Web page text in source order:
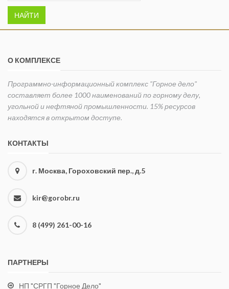
НАЙТИ
О КОМПЛЕКСЕ
Программно-информационный комплекс "Горное дело"
составляет более 1000 наименований по горному делу,
угольной и нефтяной промышленности. 15% ресурсов
находятся в открытом доступе.
КОНТАКТЫ
г. Москва, Гороховский пер., д.5
kir@gorobr.ru
8 (499) 261-00-16
ПАРТНЕРЫ
НП "СРГП "Горное Дело"